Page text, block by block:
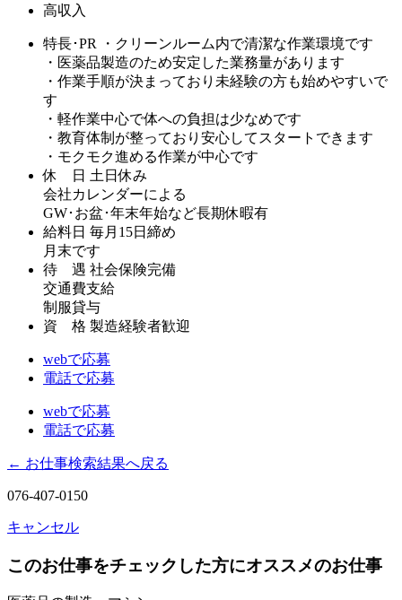
高収入
特長･PR
・クリーンルーム内で清潔な作業環境です
・医薬品製造のため安定した業務量があります
・作業手順が決まっており未経験の方も始めやすいで
す
・軽作業中心で体への負担は少なめです
・教育体制が整っており安心してスタートできます
・モクモク進める作業が中心です
休 日 土日休み
会社カレンダーによる
GW･お盆･年末年始など長期休暇有
給料日 毎月15日締め
月末です
待 遇 社会保険完備
交通費支給
制服貸与
資 格 製造経験者歓迎
webで応募
電話で応募
webで応募
電話で応募
← お仕事検索結果へ戻る
076-407-0150
キャンセル
このお仕事をチェックした方にオススメのお仕事